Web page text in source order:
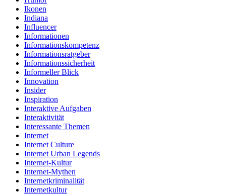
Ikonen
Indiana
Influencer
Informationen
Informationskompetenz
Informationsratgeber
Informationssicherheit
Informeller Blick
Innovation
Insider
Inspiration
Interaktive Aufgaben
Interaktivität
Interessante Themen
Internet
Internet Culture
Internet Urban Legends
Internet-Kultur
Internet-Mythen
Internetkriminalität
Internetkultur